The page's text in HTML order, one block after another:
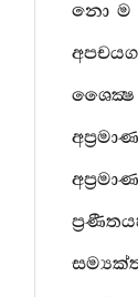
නො ම
ශෛක්‍ෂ